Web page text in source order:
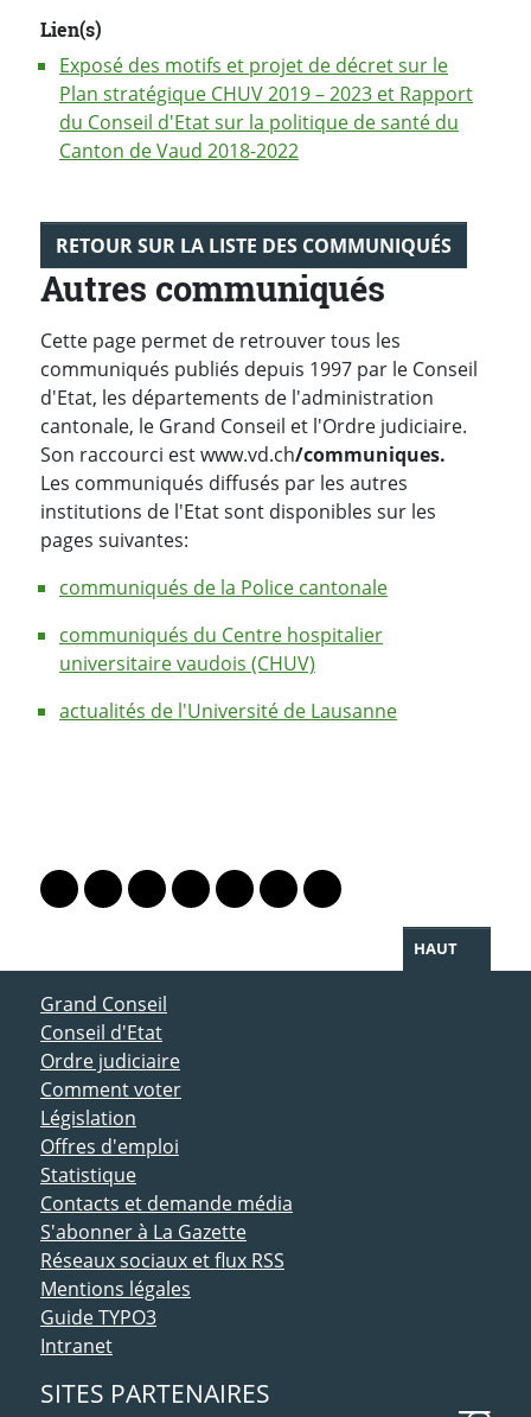
Lien(s)
Exposé des motifs et projet de décret sur le
Plan stratégique CHUV 2019 – 2023 et Rapport
du Conseil d'Etat sur la politique de santé du
Canton de Vaud 2018-2022
RETOUR SUR LA LISTE DES COMMUNIQUÉS
Autres communiqués
Cette page permet de retrouver tous les
communiqués publiés depuis 1997 par le Conseil
d'Etat, les départements de l'administration
cantonale, le Grand Conseil et l'Ordre judiciaire.
Son raccourci est www.vd.ch/communiques.
Les communiqués diffusés par les autres
institutions de l'Etat sont disponibles sur les
pages suivantes:
communiqués de la Police cantonale
communiqués du Centre hospitalier
universitaire vaudois (CHUV)
actualités de l'Université de Lausanne
Lien vers le profil Mastodon
Lien vers le profil Bluesky
Lien vers le profil Instagram
Lien vers le profil Linkedin
Lien vers le profil Facebook
Lien vers le profil Twitter
Partager par WhatsApp
HAUT
ACCÈS DIRECT
Grand Conseil
Conseil d'Etat
Ordre judiciaire
Comment voter
Législation
Offres d'emploi
Statistique
Contacts et demande média
S'abonner à La Gazette
Réseaux sociaux et flux RSS
Mentions légales
Guide TYPO3
Intranet
SITES PARTENAIRES